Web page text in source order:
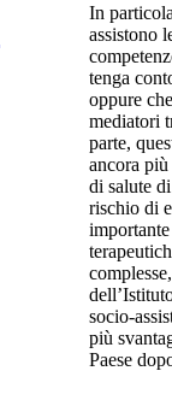
In
assistono
tenga
oppure
mediatori
parte,
ancora
di salute
rischio di
socio-
più
Paese